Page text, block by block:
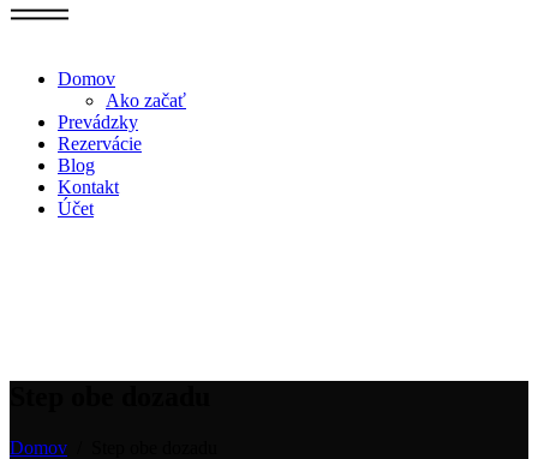
Domov
Ako začať
Prevádzky
Rezervácie
Blog
Kontakt
Účet
Domov